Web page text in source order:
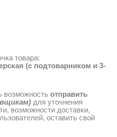
товара:
(с подтоварником и 3-
возможность отправить
для уточнения
возможности доставки,
оставить свой